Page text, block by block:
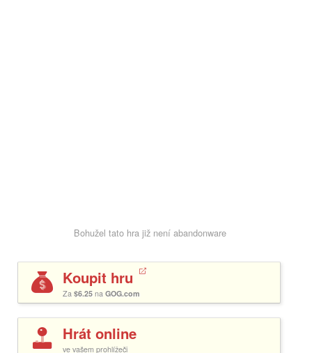
Bohužel tato hra již není abandonware
Koupit hru
Za $6.25 na GOG.com
Hrát online
ve vašem prohlížeči